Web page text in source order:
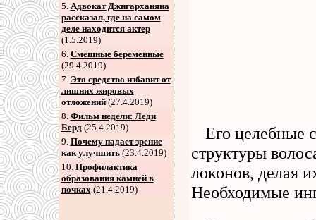
5. Адвокат Джигарханяна
рассказал, где на самом
деле находится актер
(1.5.2019)
6. Смешные беременные
(29.4.2019)
7. Это средство избавит от
лишних жировых
отложений(27.4.2019)
8. Фильм недели: Леди
Берд(25.4.2019)
9. Почему падает зрение
как улучшить(23.4.2019)
10. Профилактика
образования камней в
почках(21.4.2019)
Его целебные
структуры
локонов, делая
Необходимые